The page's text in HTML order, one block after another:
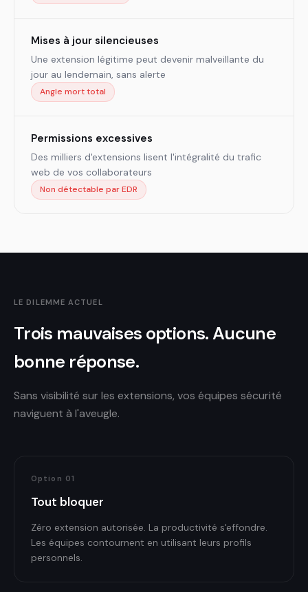
Mises à jour silencieuses
Une extension légitime peut devenir malveillante du
jour au lendemain, sans alerte
Angle mort total
Permissions excessives
Des milliers d'extensions lisent l'intégralité du trafic
web de vos collaborateurs
Non détectable par EDR
LE DILEMME ACTUEL
Trois mauvaises options. Aucune
bonne réponse.
Sans visibilité sur les extensions, vos équipes sécurité
naviguent à l'aveugle.
Option 01
Tout bloquer
Zéro extension autorisée. La productivité s'effondre.
Les équipes contournent en utilisant leurs profils
personnels.